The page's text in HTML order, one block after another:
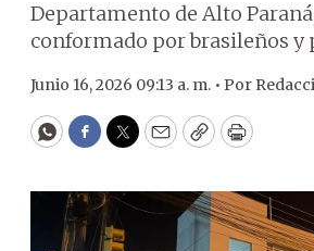
Departamento de Alto
conformado por brasileños y
Junio 16, 2026 09:13 a. m. • Por
WhatsApp
Facebook
Twitter
EmailCopyPrint